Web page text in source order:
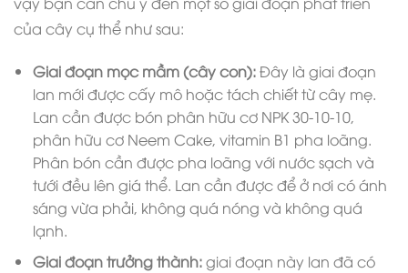
của cây cụ thể như sau:
Giai đoạn mọc mầm (cây con):Đây là giai đoạn
lan mới được cấy mô hoặc tách chiết từ cây mẹ.
Lan cần được bón phân hữu cơ NPK 30-10-10,
phân hữu cơ Neem Cake, vitamin B1 pha loãng.
Phân bón cần được pha loãng với nước sạch và
tưới đều lên giá thể. Lan cần được để ở nơi có ánh
sáng vừa phải, không quá nóng và không quá
lạnh.
Giai đoạn trưởng thành:giai đoạn này lan đã có